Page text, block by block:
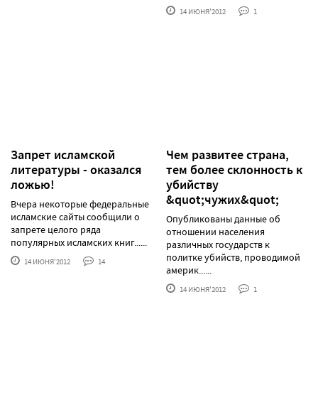
14 ИЮНЯ'2012 1
Запрет исламской
литературы - оказался
ложью!
Вчера некоторые федеральные
исламские сайты сообщили о
запрете целого ряда
популярных исламских книг......
14 ИЮНЯ'2012 14
Чем развитее страна,
тем более склонность к
убийству
&quot;чужих&quot;
Опубликованы данные об
отношении населения
различных государств к
политке убийств, проводимой
америк......
14 ИЮНЯ'2012 1